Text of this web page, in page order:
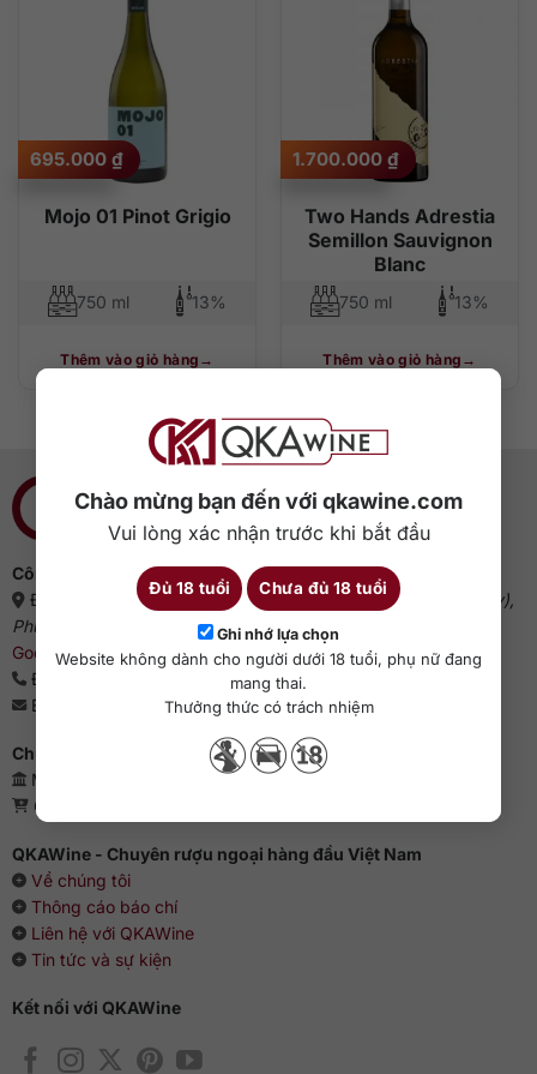
Chào mừng bạn đến với qkawine.com
Vui lòng xác nhận trước khi bắt đầu
Đủ 18 tuổi Chưa đủ 18 tuổi
Ghi nhớ lựa chọn
Website không dành cho người dưới 18 tuổi, phụ nữ đang
mang thai.
Thưởng thức có trách nhiệm
Mojo 01 Pinot Grigio
695.000 ₫
750 ml 13%
Thêm vào giỏ hàng
Two Hands Adrestia
Semillon Sauvignon
Blanc
1.700.000 ₫
750 ml 13%
Thêm vào giỏ hàng
Công ty cổ phần QKAWine
Địa chỉ:
Tầng 1, số 12A, lô TT02, KĐT HDMon (Hải Đăng City),
Phường Mỹ Đình 2, Quận Nam Từ Liêm, Thành phố Hà Nội
Google Maps )
Điện thoại:
0363 909 636
Email:
sales@qkawine.com
Chứng nhận kinh doanh
Mã số doanh nghiệp: 0110385539 - QKAWine JSC
Giấy phép bán lẻ rượu: 04/GP-UBND
QKAWine - Chuyên rượu ngoại hàng đầu Việt Nam
Về chúng tôi
Thông cáo báo chí
Liên hệ với QKAWine
Tin tức và sự kiện
Kết nối với QKAWine